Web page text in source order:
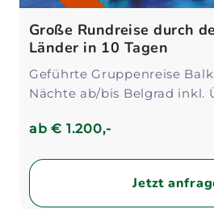
Große Rundreise durch
Länder in 10 Tagen
Geführte Gruppenreise
Nächte ab/bis Belgrad inkl.
ab€ 1.200,-
Jetzt